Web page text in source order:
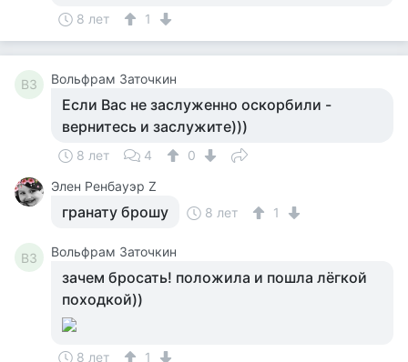
8 лет 1
ВЗ Вольфрам Заточкин
Если Вас не заслуженно оскорбили -
вернитесь и заслужите)))
8 лет 4
0
Элен Ренбауэр Z
гранату брошу 8 лет 1
ВЗ Вольфрам Заточкин
зачем бросать! положила и пошла лёгкой
походкой))
8 лет 1